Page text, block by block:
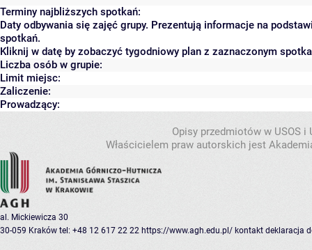
Terminy najbliższych spotkań:
Daty odbywania się zajęć grupy. Prezentują informacje na
spotkań.
Kliknij w datę by zobaczyć tygodniowy plan z zaznaczonym
Liczba osób w grupie:
Limit miejsc:
Zaliczenie:
Prowadzący:
Opisy przedmiotów w USOS
Właścicielem praw autorskich jest
al. Mickiewicza 30
30-059 Kraków tel: +48 12 617 22 22 https://www.agh.edu.pl/ kontakt deklaracja